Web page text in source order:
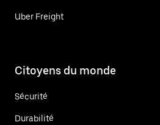
Uber Freight
Citoyens du monde
Sécurité
Durabilité